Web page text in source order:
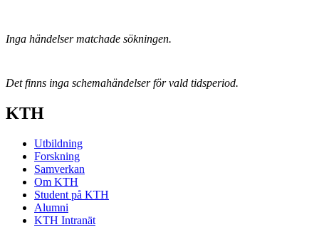
Inga händelser matchade sökningen.
Det finns inga schemahändelser för vald tidsperiod.
KTH
Utbildning
Forskning
Samverkan
Om KTH
Student på KTH
Alumni
KTH Intranät